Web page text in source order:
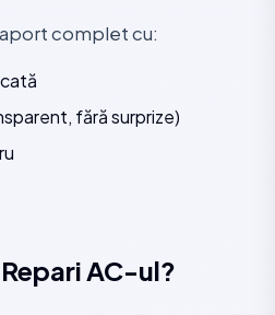
complet cu:
fără surprize)
AC-ul?